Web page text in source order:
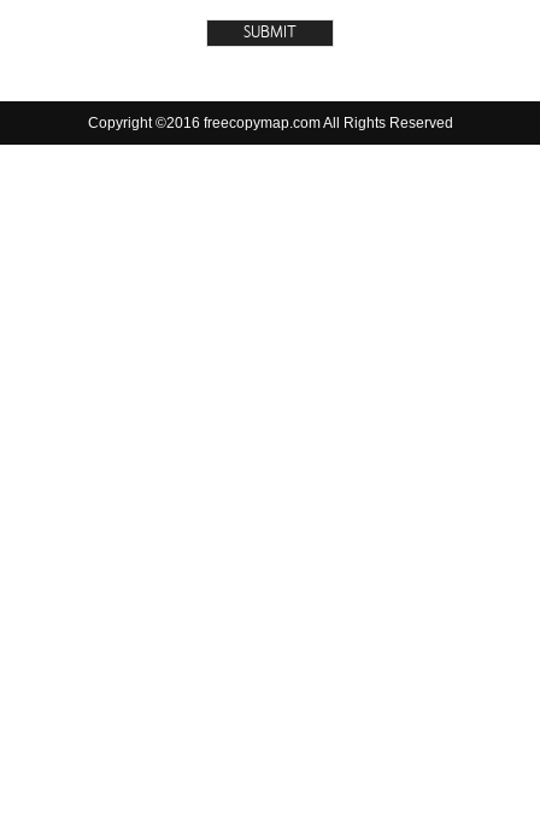
Copyright ©2016 freecopymap.com All Rights Reserved